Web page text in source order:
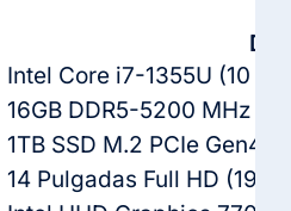
Intel Core i7-1355U (10
16GB DDR5-5200 MHz
1TB SSD M.2 PCIe Gen4
14 Pulgadas Full HD